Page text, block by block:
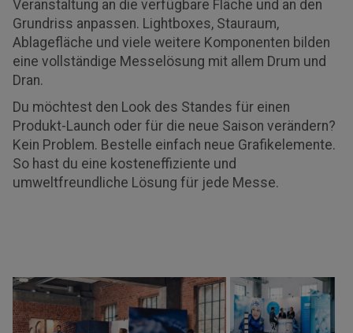
Veranstaltung an die verfügbare Fläche und an den
Grundriss anpassen. Lightboxes, Stauraum,
Ablagefläche und viele weitere Komponenten bilden
eine vollständige Messelösung mit allem Drum und
Dran.
Du möchtest den Look des Standes für einen
Produkt-Launch oder für die neue Saison verändern?
Kein Problem. Bestelle einfach neue Grafikelemente.
So hast du eine kosteneffiziente und
umweltfreundliche Lösung für jede Messe.